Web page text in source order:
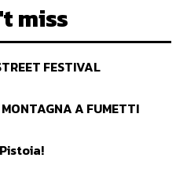
miss
FESTIVAL
A FUMETTI